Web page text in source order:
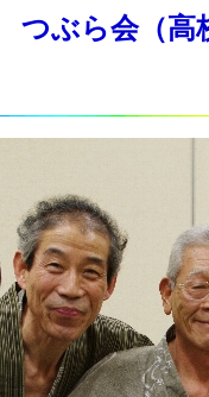
つぶら会（高